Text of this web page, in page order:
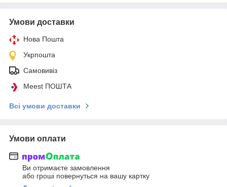
Умови доставки
Нова Пошта
Укрпошта
Самовивіз
Meest ПОШТА
Всі умови доставки
Умови оплати
Ви отримаєте замовлення
або гроші повернуться на вашу картку